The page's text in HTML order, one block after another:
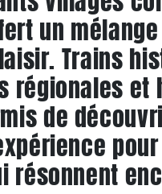
un
Trains
régionales et
de
résonnent